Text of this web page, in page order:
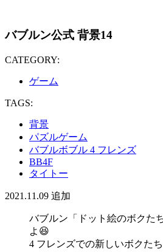
バブルン公式 背景14
CATEGORY:
ゲーム
TAGS:
背景
パズルゲーム
バブルボブル 4 フレンズ
BB4F
タイトー
2021.11.09 追加
バブルン「ドット絵のボクた
よ😆
4 フレンズでの新しいボクた